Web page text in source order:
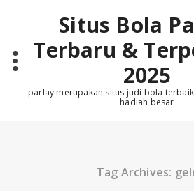
Situs Bola
Terbaru &
2025
parlay merupakan situs judi bola
hadiah besar
Tag Archives: